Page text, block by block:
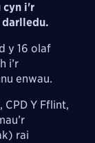
cyn i'r
darlledu.
y 16 olaf
i’r
enwau.
CPD Y Fflint,
rai